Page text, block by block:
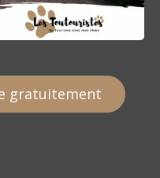
gratuitement